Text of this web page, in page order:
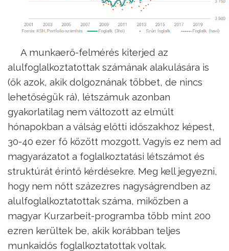
A munkaerő-felmérés kiterjed az
alulfoglalkoztatottak számának alakulására is
(ők azok, akik dolgoznának többet, de nincs
lehetőségük rá), létszámuk azonban
gyakorlatilag nem változott az elmúlt
hónapokban a válság előtti időszakhoz képest,
30-40 ezer fő között mozgott. Vagyis ez nem ad
magyarázatot a foglalkoztatási létszámot és
struktúrát érintő kérdésekre. Meg kell jegyezni,
hogy nem nőtt százezres nagyságrendben az
alulfoglalkoztatottak száma, miközben a
magyar Kurzarbeit-programba több mint 200
ezren kerültek be, akik korábban teljes
munkaidős foglalkoztatottak voltak.